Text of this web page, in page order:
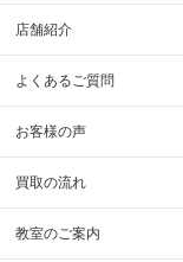
店舗紹介
よくあるご質問
お客様の声
買取の流れ
教室のご案内